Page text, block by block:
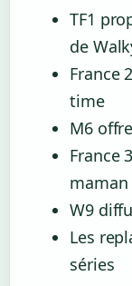
TF1
de
France
time
M6
France
maman
W9
Les
séries